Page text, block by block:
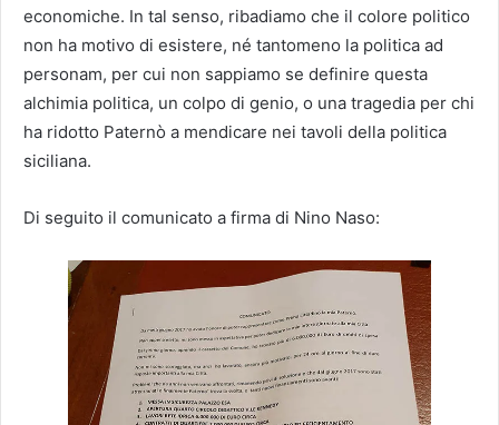
economiche. In tal senso, ribadiamo che il colore politico
non ha motivo di esistere, né tantomeno la politica ad
personam, per cui non sappiamo se definire questa
alchimia politica, un colpo di genio, o una tragedia per chi
ha ridotto Paternò a mendicare nei tavoli della politica
siciliana.
Di seguito il comunicato a firma di Nino Naso: